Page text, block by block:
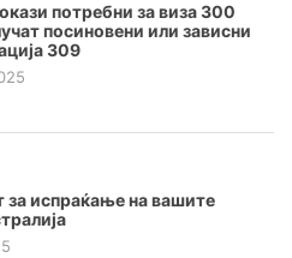
потребни за виза 300
посиновени или зависни
309
за испраќање на вашите